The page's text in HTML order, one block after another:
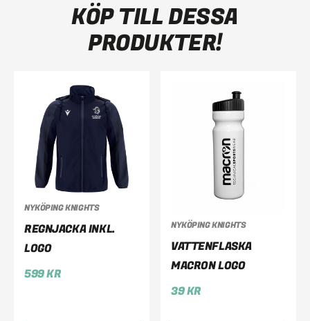
KÖP TILL DESSA
PRODUKTER!
NYKÖPING KNIGHTS
REGNJACKA INKL.
LOGO
599KR
NYKÖPING KNIGHTS
VATTENFLASKA
MACRON LOGO
39KR